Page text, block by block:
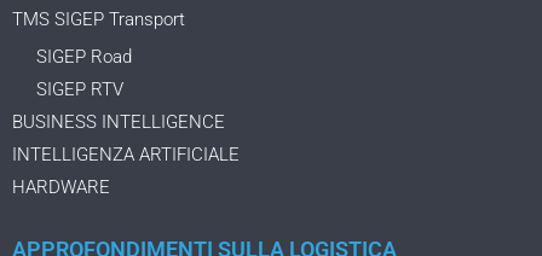
TMS SIGEP Transport
SIGEP Road
SIGEP RTV
BUSINESS INTELLIGENCE
INTELLIGENZA ARTIFICIALE
HARDWARE
APPROFONDIMENTI SULLA LOGISTICA